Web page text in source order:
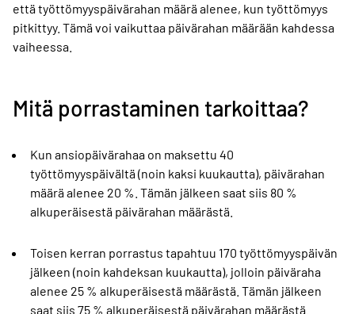
että työttömyyspäivärahan määrä alenee, kun työttömyys
pitkittyy. Tämä voi vaikuttaa päivärahan määrään kahdessa
vaiheessa.
Mitä porrastaminen tarkoittaa?
Kun ansiopäivärahaa on maksettu 40
työttömyyspäivältä (noin kaksi kuukautta), päivärahan
määrä alenee 20 %. Tämän jälkeen saat siis 80 %
alkuperäisestä päivärahan määrästä.
Toisen kerran porrastus tapahtuu 170 työttömyyspäivän
jälkeen (noin kahdeksan kuukautta), jolloin päiväraha
alenee 25 % alkuperäisestä määrästä. Tämän jälkeen
saat siis 75 % alkuperäisestä päivärahan määrästä.